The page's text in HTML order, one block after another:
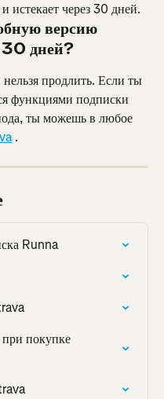
истекает через 30 дней.
версию
30 дней?
продлить. Если ты
функциями подписки
ты можешь в любое
.
Runna
покупке